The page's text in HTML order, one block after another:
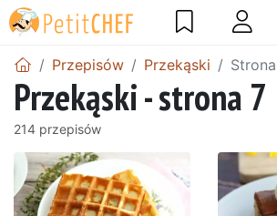
Przepisów Przekąski
Przekąski - strona 7
214 przepisów